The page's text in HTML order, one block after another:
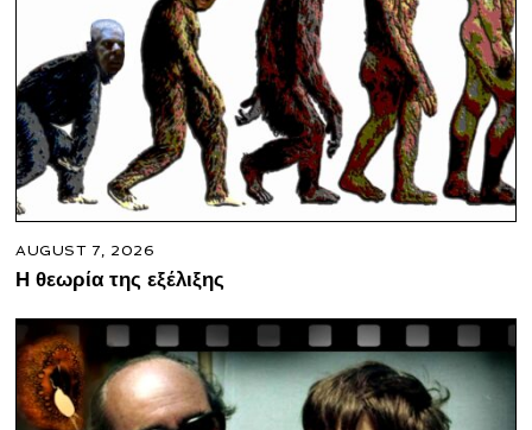
AUGUST 7, 2026
Η θεωρία της εξέλιξης